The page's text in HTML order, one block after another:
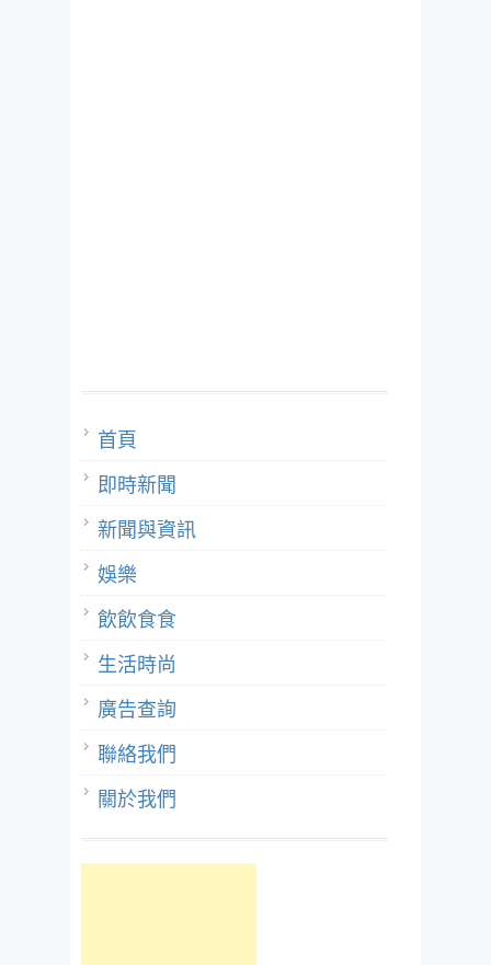
首頁
即時新聞
新聞與資訊
娛樂
飲飲食食
生活時尚
廣告查詢
聯絡我們
關於我們